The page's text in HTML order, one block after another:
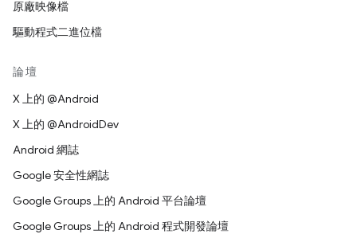
原廠映像檔
驅動程式二進位檔
論壇
X 上的 @Android
X 上的 @AndroidDev
Android 網誌
Google 安全性網誌
Google Groups 上的 Android 平台論壇
Google Groups 上的 Android 程式開發論壇